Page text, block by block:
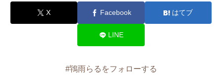
X Facebook はてブ
LINE
#鴇雨らるをフォローする